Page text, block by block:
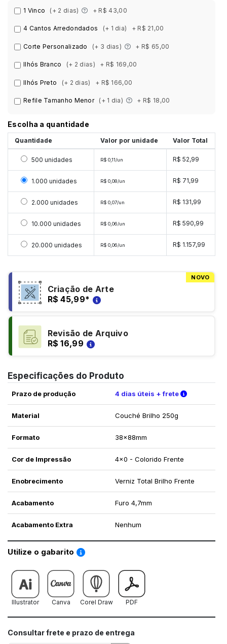
1 Vinco (+ 2 dias) + R$ 43,00
4 Cantos Arredondados (+ 1 dia) + R$ 21,00
Corte Personalizado (+ 3 dias) + R$ 65,00
Ilhós Branco (+ 2 dias) + R$ 169,00
Ilhós Preto (+ 2 dias) + R$ 166,00
Refile Tamanho Menor (+ 1 dia) + R$ 18,00
Escolha a quantidade
Quantidade Valor por unidade Valor Total
Selecionar 500 unidades
500 unidades R$ 0,11/un R$ 52,99
Selecionar 1000 unidades
1.000 unidades R$ 0,08/un R$ 71,99
Selecionar 2000 unidades
2.000 unidades R$ 0,07/un R$ 131,99
Selecionar 10000 unidades
10.000 unidades R$ 0,06/un R$ 590,99
Selecionar 20000 unidades
20.000 unidades R$ 0,06/un R$ 1.157,99
NOVO
Criação de Arte
R$ 45,99*
Revisão de Arquivo
R$ 16,99
Especificações do Produto
Prazo de produção 4 dias úteis + frete Verifique
Material Couché Brilho 250g
Formato 38x88mm
Cor de Impressão 4x0 - Colorido Frente
Enobrecimento Verniz Total Brilho Frente
Acabamento Furo 4,7mm
Acabamento Extra Nenhum
Utilize o gabarito Saiba como utilizar os nossos gabaritos
Illustrator Canva Corel Draw PDF
Consultar frete e prazo de entrega